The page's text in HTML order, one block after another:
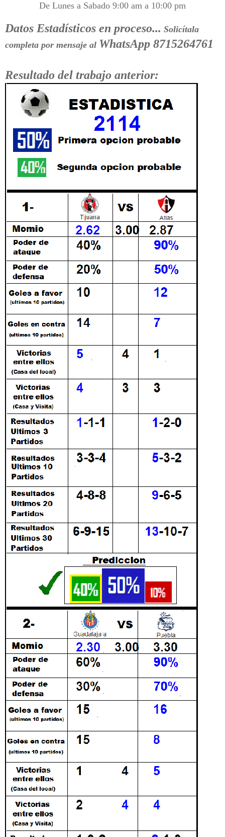
De Lunes a Sabado 9:00 am a 10:00 pm
Datos Estadísticos en proceso... Solicítala
completa por mensaje al WhatsApp 8715264761
Resultado del trabajo anterior: